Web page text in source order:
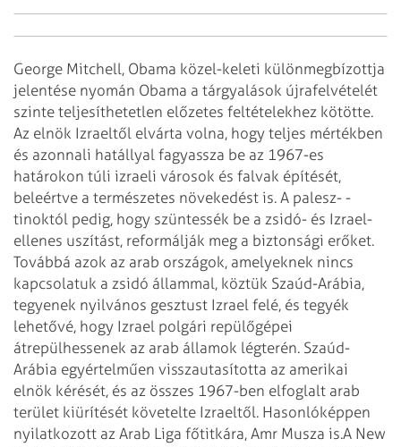
George Mitchell, Obama közel-keleti különmegbízottja
jelentése nyomán Obama a tárgyalások újrafelvételét
szinte teljesíthetetlen előzetes feltételekhez kötötte.
Az elnök Izraeltől elvárta volna, hogy teljes mértékben
és azonnali hatállyal fagyassza be az 1967-es
határokon túli izraeli városok és falvak építését,
beleértve a természetes növekedést is. A palesz- ­­
tinoktól pedig, hogy szüntessék be a zsidó- és Izrael-
ellenes uszítást, reformálják meg a biztonsági erőket.
Továbbá azok az arab országok, amelyeknek nincs
kapcsolatuk a zsidó állammal, köztük Szaúd-Arábia,
tegyenek nyilvános gesztust Izrael felé, és tegyék
lehetővé, hogy Izrael polgári repü­lő­gépei
átrepülhessenek az arab államok légterén. Szaúd-
Arábia egyér­telműen visszautasította az amerikai
elnök kérését, és az összes 1967-ben elfoglalt arab
terület kiürítését követelte Izraeltől. Hasonlóképpen
nyilatkozott az Arab Liga főtitkára, Amr Musza is.A New